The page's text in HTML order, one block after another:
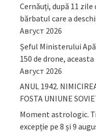
Cernăuți, după 11
bărbatul care a
Август 2026
Șeful Ministerului
150 de drone,
Август 2026
ANUL 1942.
FOSTA UNIUNE
Moment astrologic.
excepție pe 8 și 9